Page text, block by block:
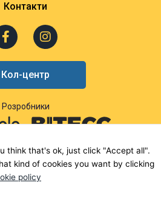
Контакти
F
a
b
o
o
k
-
I
n
a
g
r
a
m
Кол-центр
Розробники
think that's ok, just click "Accept all".
kind of cookies you want by clicking
policy